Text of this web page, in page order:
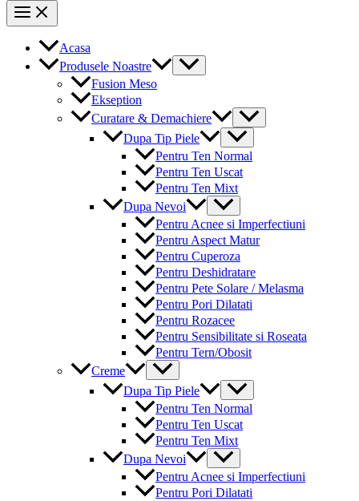
Main
Menu
Acasa
Produsele Noastre
Menu
Toggle
Fusion Meso
Ekseption
Curatare & Demachiere
Menu
Toggle
Dupa Tip Piele
Menu
Toggle
Pentru Ten Normal
Pentru Ten Uscat
Pentru Ten Mixt
Dupa Nevoi
Menu
Toggle
Pentru Acnee si Imperfectiuni
Pentru Aspect Matur
Pentru Cuperoza
Pentru Deshidratare
Pentru Pete Solare / Melasma
Pentru Pori Dilatati
Pentru Rozacee
Pentru Sensibilitate si Roseata
Pentru Tern/Obosit
Creme
Menu
Toggle
Dupa Tip Piele
Menu
Toggle
Pentru Ten Normal
Pentru Ten Uscat
Pentru Ten Mixt
Dupa Nevoi
Menu
Toggle
Pentru Acnee si Imperfectiuni
Pentru Pori Dilatati